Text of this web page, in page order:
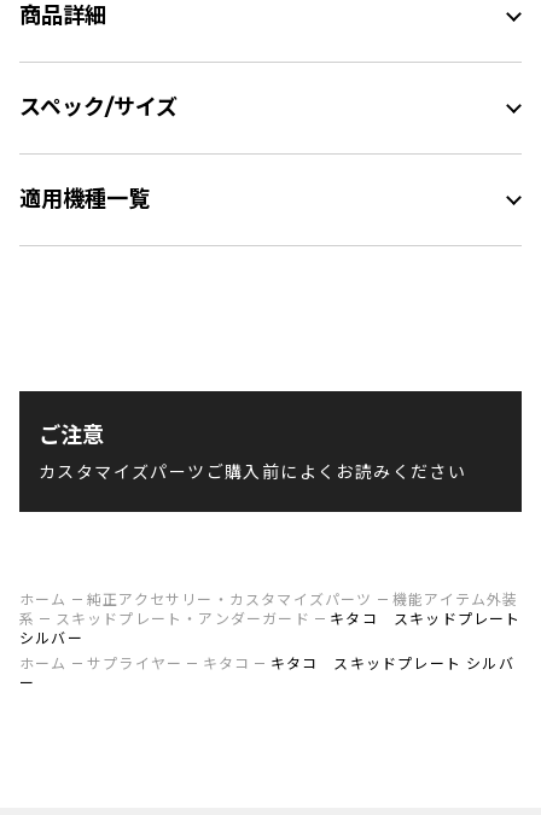
商品詳細
スペック/サイズ
適用機種一覧
ご注意
カスタマイズパーツご購入前によくお読みください
ホーム 純正アクセサリー・カスタマイズパーツ
機能アイテム外装
系
スキッドプレート・アンダーガード
キタコ スキッドプレート
シルバー
ホーム
サプライヤー キタコ
キタコ スキッドプレート シルバ
ー